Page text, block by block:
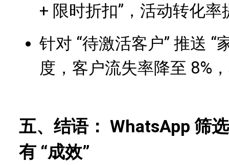
+ 限时折扣”，活动转化率
针对 “待激活客户” 推送 “
度，客户流失率降至 8%
五、结语： WhatsApp 筛
有 “成效”